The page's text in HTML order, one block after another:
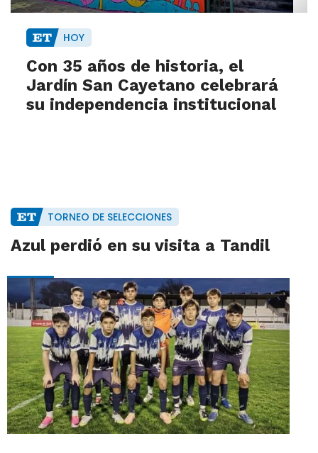
HOY
Con 35 años de historia, el
Jardín San Cayetano celebrará
su independencia institucional
TORNEO DE SELECCIONES
Azul perdió en su visita a Tandil